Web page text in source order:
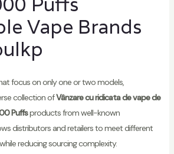
Vape Brands
focus on only one or two models,
collection ofVânzare cu ridicata de vape de
Puffsproducts from well-known
distributors and retailers to meet different
reducing sourcing complexity.